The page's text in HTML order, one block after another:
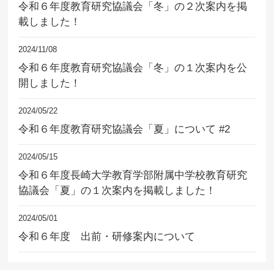
令和６年度教育研究協議会「冬」の２次案内を掲
載しました！
2024/11/08
令和６年度教育研究協議会「冬」の１次案内を公
開しました！
2024/05/22
令和６年度教育研究協議会「夏」について #2
2024/05/15
令和６年度長崎大学教育学部附属中学校教育研究
協議会「夏」の１次案内を掲載しました！
2024/05/01
令和６年度 出前・研修案内について